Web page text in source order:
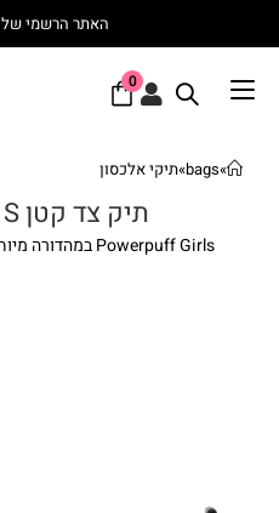
האתר הרשמי של Kipling ישראל
0
»
bags
»תיקי אלכסון
תיק צד קטן GABBETTE S
Powerpuff Girls במהדורה מיוחדת שמשלב בין ילדות לאופנה